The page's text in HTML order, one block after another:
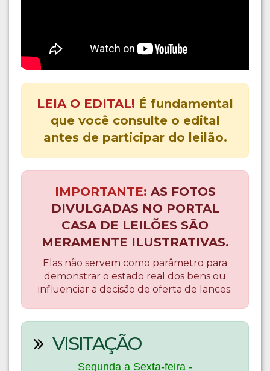
LEIA O EDITAL! É fundamental
que você consulte o edital
antes de participar do leilão.
IMPORTANTE: AS FOTOS
DIVULGADAS NO PORTAL
CASA DE LEILÕES SÃO
MERAMENTE ILUSTRATIVAS.
Elas não servem como parâmetro para
demonstrar o estado real dos bens ou
influenciar a decisão de oferta de lances.
VISITAÇÃO
Segunda a Sexta-feira -